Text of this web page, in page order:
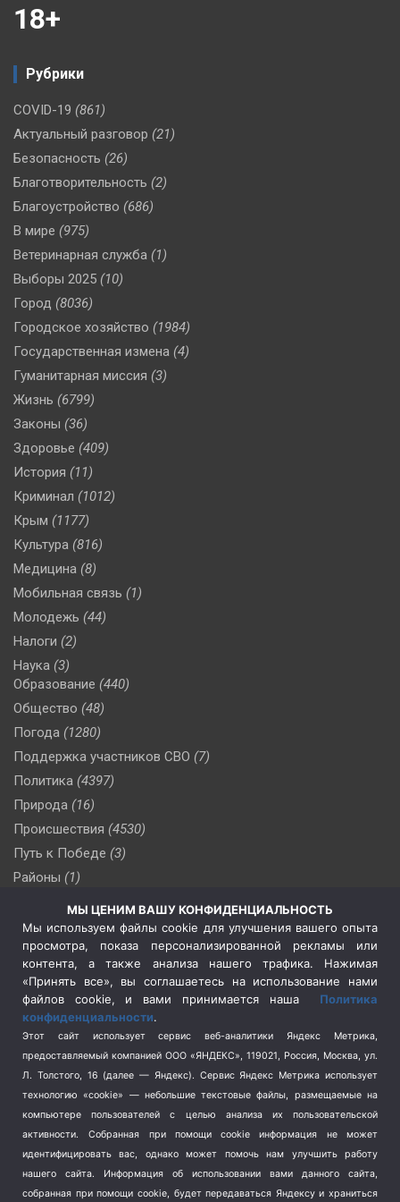
18+
Рубрики
COVID-19 (861)
Актуальный разговор (21)
Безопасность (26)
Благотворительность (2)
Благоустройство (686)
В мире (975)
Ветеринарная служба (1)
Выборы 2025 (10)
Город (8036)
Городское хозяйство (1984)
Государственная измена (4)
Гуманитарная миссия (3)
Жизнь (6799)
Законы (36)
Здоровье (409)
История (11)
Криминал (1012)
Крым (1177)
Культура (816)
Медицина (8)
Мобильная связь (1)
Молодежь (44)
Налоги (2)
Наука (3)
Образование (440)
Общество (48)
Погода (1280)
Поддержка участников СВО (7)
Политика (4397)
Природа (16)
Происшествия (4530)
Путь к Победе (3)
Районы (1)
(510)
Сельское хозяйство (3)
Социальная политика
(3)
Спецоперация в Украине
Спецоперация на Украине
(404)
Спорт (740)
Терроризм (1)
Транспорт (262)
Туризм (178)
Флот (76)
Школа и спорт (2)
МЫ ЦЕНИМ ВАШУ КОНФИДЕНЦИАЛЬНОСТЬ
Мы используем файлы cookie для улучшения вашего опыта
просмотра, показа персонализированной рекламы или
контента, а также анализа нашего трафика. Нажимая
«Принять все», вы соглашаетесь на использование нами
файлов cookie, и вами принимается наша Политика
конфиденциальности.
Этот сайт использует сервис веб-аналитики Яндекс Метрика,
предоставляемый компанией ООО «ЯНДЕКС», 119021, Россия, Москва, ул.
Л. Толстого, 16 (далее — Яндекс). Сервис Яндекс Метрика использует
технологию «cookie» — небольшие текстовые файлы, размещаемые на
компьютере пользователей с целью анализа их пользовательской
активности.
Собранная при помощи cookie информация не может
идентифицировать вас, однако может помочь нам улучшить работу
нашего сайта. Информация об использовании вами данного сайта,
собранная при помощи cookie, будет передаваться Яндексу и храниться